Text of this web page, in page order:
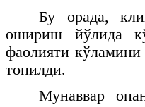
Бу орада,
ошириш йўлида
фаолияти
топилди.
Мунаввар